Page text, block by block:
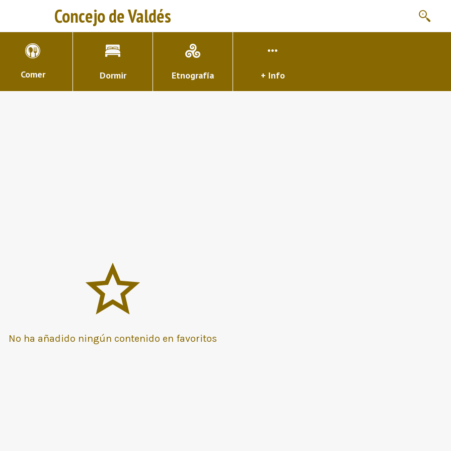
Concejo de Valdés
Comer Dormir Etnografía + Info
No ha añadido ningún contenido en favoritos